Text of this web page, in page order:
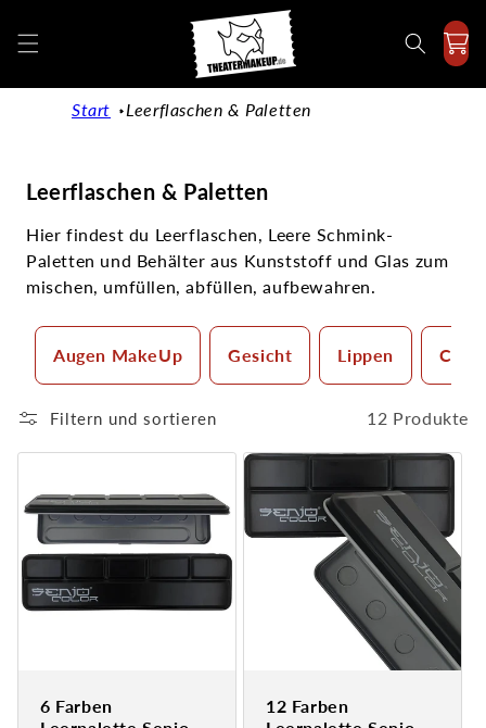
Inhalt
Start Leerflaschen & Paletten
K
t
e
o
e
Leerflaschen & Paletten
Hier findest du Leerflaschen, Leere Schmink-
Paletten und Behälter aus Kunststoff und Glas zum
mischen, umfüllen, abfüllen, aufbewahren.
Augen MakeUp Gesicht Lippen
Filtern und sortieren 12 Produkte
6 Farben
12 Farben